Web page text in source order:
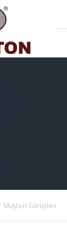
Müşteri Görüşleri